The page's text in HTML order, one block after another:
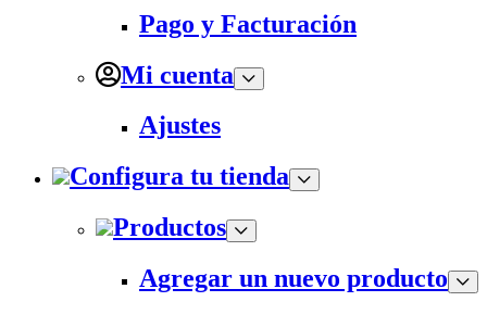
Pago y Facturación
Mi cuenta
Ajustes
Configura tu tienda
Productos
Agregar un nuevo producto